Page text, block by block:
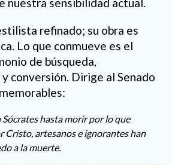
nuestra sensibilidad actual.
refinado; su obra es
Lo que conmueve es el
de búsqueda,
conversión. Dirige al Senado
Sócrates hasta morir por lo que
Cristo, artesanos e ignorantes han
a la muerte.